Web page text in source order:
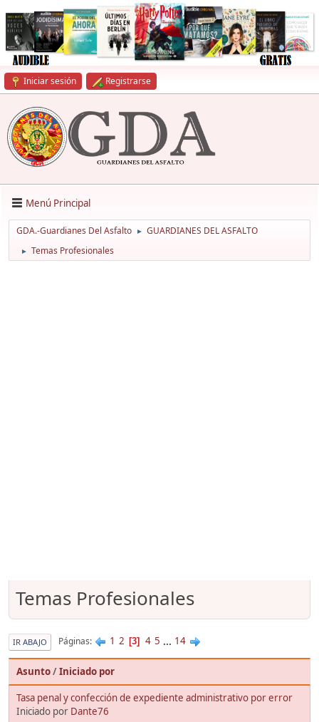
Iniciar sesión Registrarse
Menú Principal
GDA.-Guardianes Del Asfalto ► GUARDIANES DEL ASFALTO
► Temas Profesionales
Temas Profesionales
IR ABAJO Páginas 1 2 3 4 5 ... 14
Asunto/Iniciado por
Tasa penal y confección de expediente administrativo por error
Iniciado por Dante76